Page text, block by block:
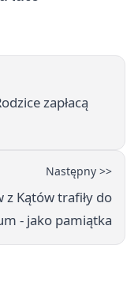
zapłacą
Następny >>
z Kątów trafiły do
- jako pamiątka